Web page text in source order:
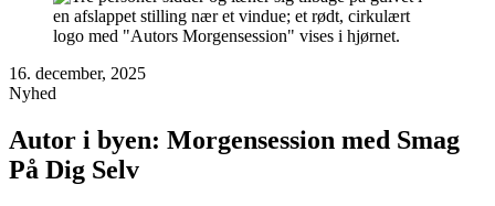
16. december, 2025
Nyhed
Autor i byen: Morgensession med Smag
På Dig Selv